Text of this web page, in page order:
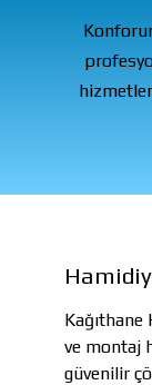
ve montaj
güvenilir